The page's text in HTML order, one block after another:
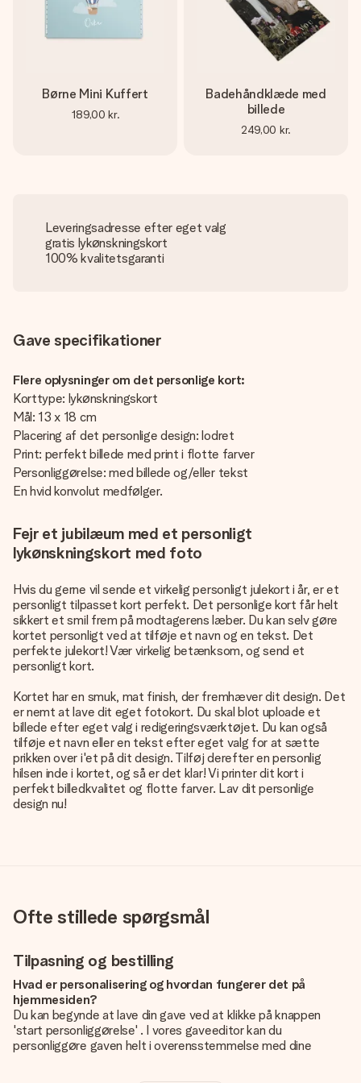
Børne Mini Kuffert
189,00 kr.
Badehåndklæde med
billede
249,00 kr.
Leveringsadresse efter eget valg
gratis lykønskningskort
100% kvalitetsgaranti
Gave specifikationer
Flere oplysninger om det personlige kort:
Korttype: lykønskningskort
Mål: 13 x 18 cm
Placering af det personlige design: lodret
Print: perfekt billede med print i flotte farver
Personliggørelse: med billede og/eller tekst
En hvid konvolut medfølger.
Fejr et jubilæum med et personligt
lykønskningskort med foto
Hvis du gerne vil sende et virkelig personligt julekort i år, er et
personligt tilpasset kort perfekt. Det personlige kort får helt
sikkert et smil frem på modtagerens læber. Du kan selv gøre
kortet personligt ved at tilføje et navn og en tekst. Det
perfekte julekort! Vær virkelig betænksom, og send et
personligt kort.
Kortet har en smuk, mat finish, der fremhæver dit design. Det
er nemt at lave dit eget fotokort. Du skal blot uploade et
billede efter eget valg i redigeringsværktøjet. Du kan også
tilføje et navn eller en tekst efter eget valg for at sætte
prikken over i'et på dit design. Tilføj derefter en personlig
hilsen inde i kortet, og så er det klar! Vi printer dit kort i
perfekt billedkvalitet og flotte farver. Lav dit personlige
design nu!
Ofte stillede spørgsmål
Tilpasning og bestilling
Hvad er personalisering og hvordan fungerer det på
hjemmesiden?
Du kan begynde at lave din gave ved at klikke på knappen
'start personliggørelse' . I vores gaveeditor kan du
personliggøre gaven helt i overensstemmelse med dine